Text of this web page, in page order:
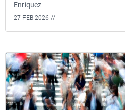
Enríquez
27 FEB 2026 //